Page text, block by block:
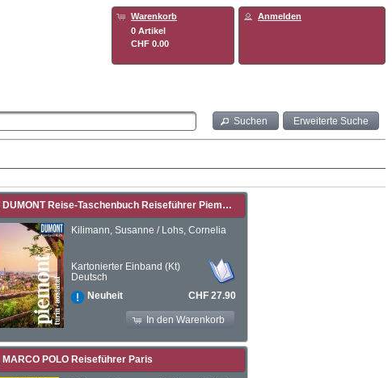
Warenkorb
0 Artikel
CHF 0.00
Anmelden
Suchen Erweiterte Suche
DUMONT Reise-Taschenbuch Reiseführer Piemont, Turin, Aostatal
Kilimann, Susanne / Lohs, Cornelia
Kartonierter Einband (Kt)
Deutsch
Neuheit
CHF 27.90
In den Warenkorb
MARCO POLO Reiseführer Paris